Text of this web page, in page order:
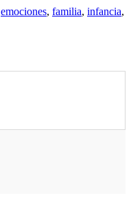
emociones, familia, infancia,